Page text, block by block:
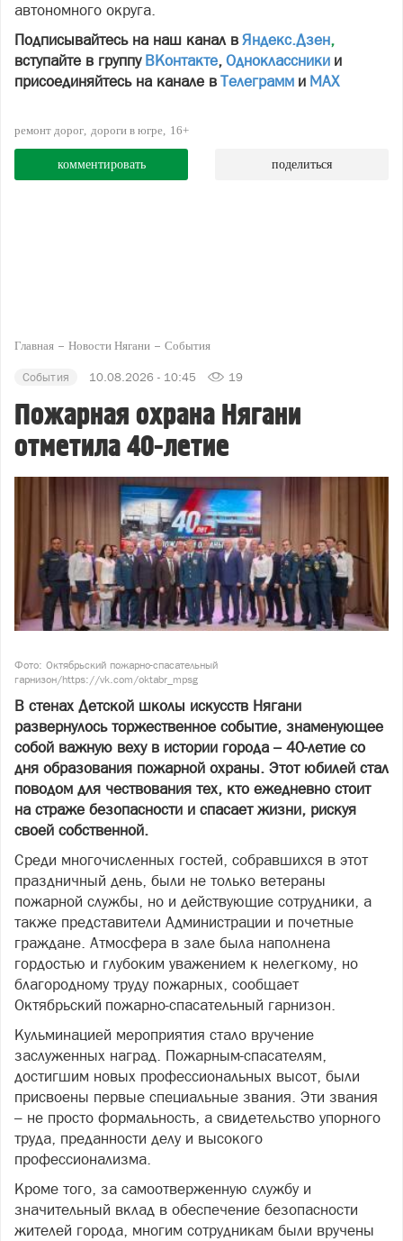
автономного округа.
Подписывайтесь на наш канал в Яндекс.Дзен,
вступайте в группу ВКонтакте, Одноклассники и
присоединяйтесь на канале в Телеграмм и МАХ
ремонт дорог дороги в югре 16+
комментировать поделиться
Главная Новости Нягани События
События 10.08.2026 - 10:45 19
Пожарная охрана Нягани
отметила 40-летие
Фото: Октябрьский пожарно-спасательный
гарнизон/https://vk.com/oktabr_mpsg
В стенах Детской школы искусств Нягани
развернулось торжественное событие, знаменующее
собой важную веху в истории города – 40-летие со
дня образования пожарной охраны. Этот юбилей стал
поводом для чествования тех, кто ежедневно стоит
на страже безопасности и спасает жизни, рискуя
своей собственной.
Среди многочисленных гостей, собравшихся в этот
праздничный день, были не только ветераны
пожарной службы, но и действующие сотрудники, а
также представители Администрации и почетные
граждане. Атмосфера в зале была наполнена
гордостью и глубоким уважением к нелегкому, но
благородному труду пожарных, сообщает
Октябрьский пожарно-спасательный гарнизон.
Кульминацией мероприятия стало вручение
заслуженных наград. Пожарным-спасателям,
достигшим новых профессиональных высот, были
присвоены первые специальные звания. Эти звания
– не просто формальность, а свидетельство упорного
труда, преданности делу и высокого
профессионализма.
Кроме того, за самоотверженную службу и
значительный вклад в обеспечение безопасности
жителей города, многим сотрудникам были вручены